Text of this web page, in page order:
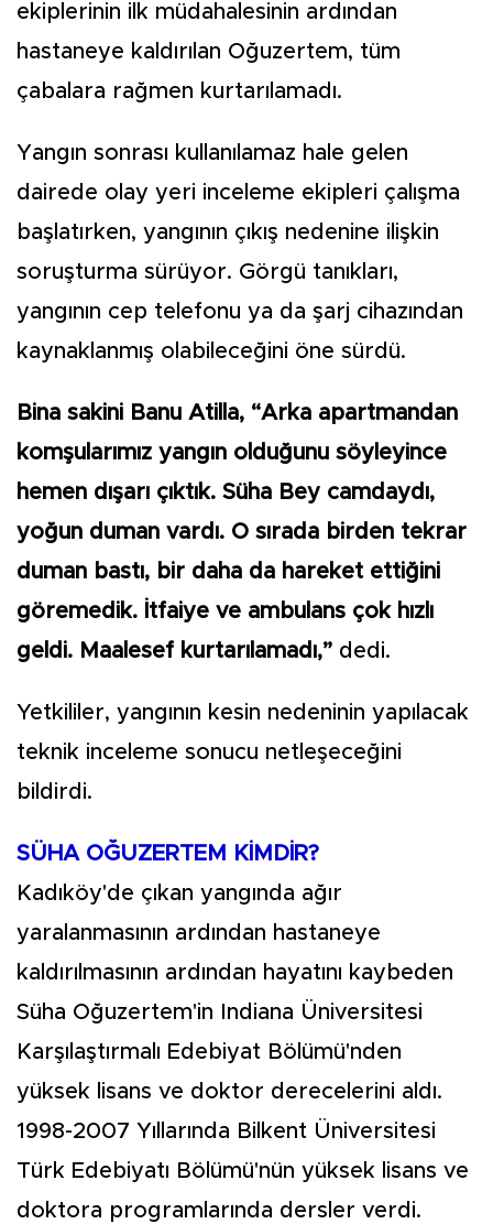
ekiplerinin ilk müdahalesinin ardından
hastaneye kaldırılan Oğuzertem, tüm
çabalara rağmen kurtarılamadı.
Yangın sonrası kullanılamaz hale gelen
dairede olay yeri inceleme ekipleri çalışma
başlatırken, yangının çıkış nedenine ilişkin
soruşturma sürüyor. Görgü tanıkları,
yangının cep telefonu ya da şarj cihazından
kaynaklanmış olabileceğini öne sürdü.
Bina sakini Banu Atilla, “Arka apartmandan
komşularımız yangın olduğunu söyleyince
hemen dışarı çıktık. Süha Bey camdaydı,
yoğun duman vardı. O sırada birden tekrar
duman bastı, bir daha da hareket ettiğini
göremedik. İtfaiye ve ambulans çok hızlı
geldi. Maalesef kurtarılamadı,” dedi.
Yetkililer, yangının kesin nedeninin yapılacak
teknik inceleme sonucu netleşeceğini
bildirdi.
SÜHA OĞUZERTEM KİMDİR?
Kadıköy'de çıkan yangında ağır
yaralanmasının ardından hastaneye
kaldırılmasının ardından hayatını kaybeden
Süha Oğuzertem'in Indiana Üniversitesi
Karşılaştırmalı Edebiyat Bölümü'nden
yüksek lisans ve doktor derecelerini aldı.
1998-2007 Yıllarında Bilkent Üniversitesi
Türk Edebiyatı Bölümü'nün yüksek lisans ve
doktora programlarında dersler verdi.